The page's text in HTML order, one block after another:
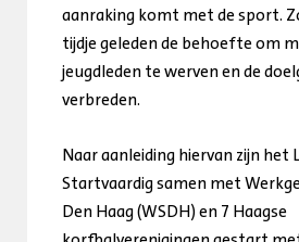
aanraking komt met de sport.
tijdje geleden de behoefte om
jeugdleden te werven en de
verbreden.
Naar aanleiding hiervan zijn het
Startvaardig samen met
Den Haag (WSDH) en 7 Haagse